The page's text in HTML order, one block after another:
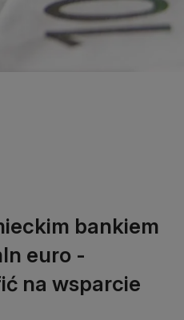
bankiem
euro -
na wsparcie